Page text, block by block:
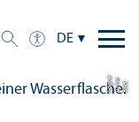
DE
Bil
d:
A
n
n
aL
o
g
u
e